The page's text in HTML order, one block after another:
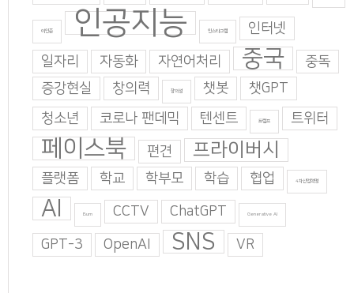
이인준 인공지능 인스타그램 인터넷
일자리 자동화 자연어처리 중국
중독
증강현실
창의력 창의성 챗봇
챗GPT
청소년
코로나 팬데믹 텐센트 트럼프 트위터
페이스북 편견 프라이버시
플랫폼 학교 학부모 학습 협업 4차산업혁명
AI Burn CCTV ChatGPT Generative AI
GPT-3 OpenAI SNS VR